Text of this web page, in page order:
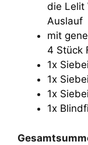
die Lelit
Auslauf
mit
4 Stück
1x
1x
1x
1x